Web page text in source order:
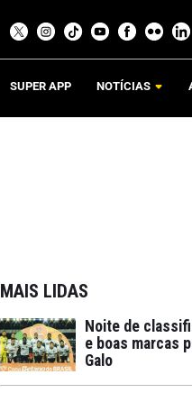
SUPER APP NOTÍCIAS
MAIS LIDAS
Noite de
e boas marcas
Galo